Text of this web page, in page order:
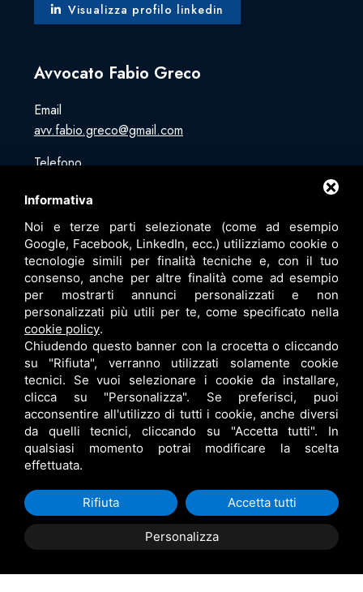
Informativa
Noi e terze parti selezionate (come ad esempio
Google, Facebook, LinkedIn, ecc.) utilizziamo cookie o
tecnologie simili per finalità tecniche e, con il tuo
consenso, anche per altre finalità come ad esempio
per mostrarti annunci personalizzati e non
personalizzati più utili per te, come specificato nella
cookie policy.
Chiudendo questo banner con la crocetta o cliccando
su "Rifiuta", verranno utilizzati solamente cookie
tecnici. Se vuoi selezionare i cookie da installare,
clicca su "Personalizza". Se preferisci, puoi
acconsentire all'utilizzo di tutti i cookie, anche diversi
da quelli tecnici, cliccando su "Accetta tutti". In
qualsiasi momento potrai modificare la scelta
effettuata.
Personalizza
Rifiuta Accetta tutti
Visualizza profilo linkedin
Avvocato Fabio Greco
Email
avv.fabio.greco@gmail.com
Telefono
Via Zappiano, 1/L - 41012 Carpi
Indirizzo
Corso Duomo, 20 - 41121 - Modena
Visualizza profilo linkedin
Avvocato Rebecca Michinelli - Diritto del lavoro
- P. IVA:
03549990368 - Cod. Fiscale: MCHRCC70T46H199S - PEC:
rebecca.michinelli@ordineavvmodena.it
Avvocato Fabio Greco - Diritto Civile
- P. IVA: 03549990368 -
Cod. Fiscale: GRCFBA65P02F257Y - PEC:
fabio.greco@ordineavvmodena.it